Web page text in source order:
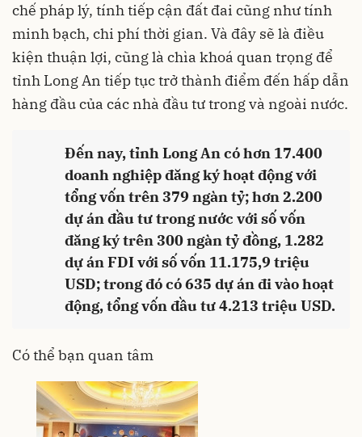
chế pháp lý, tính tiếp cận đất đai cũng như tính
minh bạch, chi phí thời gian. Và đây sẽ là điều
kiện thuận lợi, cũng là chìa khoá quan trọng để
tỉnh Long An tiếp tục trở thành điểm đến hấp dẫn
hàng đầu của các nhà đầu tư trong và ngoài nước.
Đến nay, tỉnh Long An có hơn 17.400
doanh nghiệp đăng ký hoạt động với
tổng vốn trên 379 ngàn tỷ; hơn 2.200
dự án đầu tư trong nước với số vốn
đăng ký trên 300 ngàn tỷ đồng, 1.282
dự án FDI với số vốn 11.175,9 triệu
USD; trong đó có 635 dự án đi vào hoạt
động, tổng vốn đầu tư 4.213 triệu USD.
Có thể bạn quan tâm